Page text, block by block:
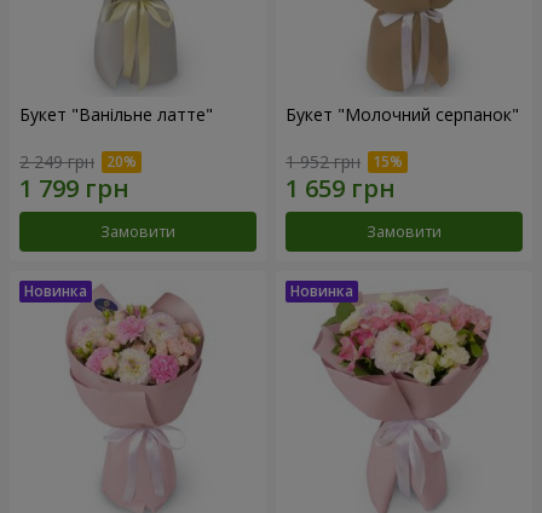
Букет "Ванільне латте"
2 249 грн
Замовити
Букет "Молочний серпанок"
1 952 грн
Замовити